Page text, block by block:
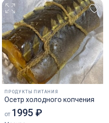
ПРОДУКТЫ ПИТАНИЯ
Осетр холодного копчения
от 1995 ₽